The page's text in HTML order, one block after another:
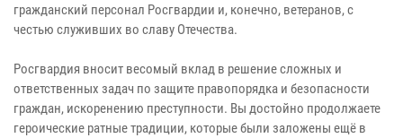
гражданский персонал Росгвардии и, конечно, ветеранов, с
честью служивших во славу Отечества.
Росгвардия вносит весомый вклад в решение сложных и
ответственных задач по защите правопорядка и безопасности
граждан, искоренению преступности. Вы достойно продолжаете
героические ратные традиции, которые были заложены ещё в